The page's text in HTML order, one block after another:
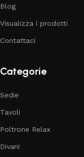
Blog
Visualizza i prodotti
Contattaci
Categorie
Sedie
Tavoli
Poltrone Relax
Divani